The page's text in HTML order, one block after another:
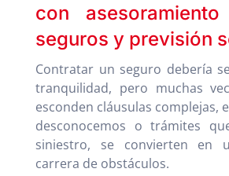
con
seguros y previsión
Contratar un seguro debería
tranquilidad, pero muchas
esconden cláusulas complejas,
desconocemos o trámites
siniestro, se convierten en
carrera de obstáculos.